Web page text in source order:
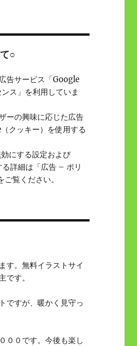
○
告サービス「Google
ス」を利用していま
ーの興味に応じた広告
クッキー）を使用する
にする設定および
詳細は「広告 – ポリ
覧ください。
す。無料イラストサイ
です。
ですが、暖かく見守っ
００です。今後も楽し